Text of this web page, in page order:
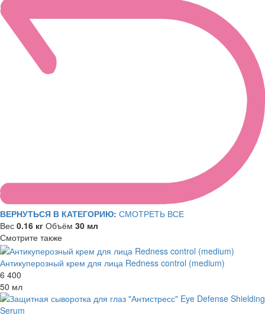
ВЕРНУТЬСЯ В КАТЕГОРИЮ: СМОТРЕТЬ ВСЕ
Вес 0.16 кг Объём 30 мл
Смотрите также
Антикуперозный крем для лица Redness control (medium)
6 400
50 мл